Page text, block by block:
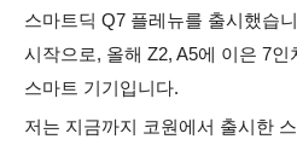
스마트딕 Q7 플레뉴를 출시했습
시작으로, 올해 Z2, A5에 이은 7인
스마트 기기입니다.
저는 지금까지 코원에서 출시한